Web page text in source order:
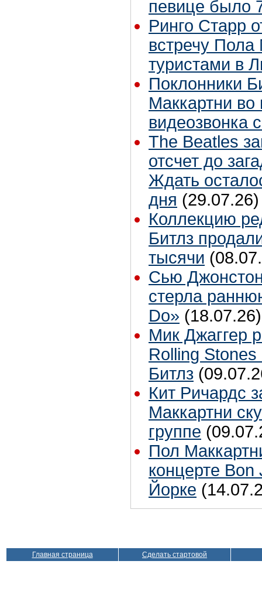
певице было
Ринго Старр
встречу Пола
туристами в
Поклонники
Маккартни во
видеозвонка
The Beatles
отсчет до
Ждать
дня (29.07.26)
Коллекцию
Битлз
тысячи
Сью
стерла
Do» (18.07.26)
Мик Джаггер
Rolling Stones
Битлз
Кит Ричардс
Маккартни
группе
Пол
концерте
Йорке
Главная страница Сделать стартовой